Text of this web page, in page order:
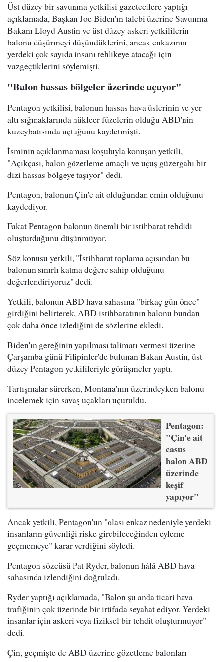
Üst düzey bir savunma yetkilisi gazetecilere yaptığı
açıklamada, Başkan Joe Biden'ın talebi üzerine Savunma
Bakanı Lloyd Austin ve üst düzey askeri yetkililerin
balonu düşürmeyi düşündüklerini, ancak enkazının
yerdeki çok sayıda insanı tehlikeye atacağı için
vazgeçtiklerini söylemişti.
"Balon hassas bölgeler üzerinde uçuyor"
Pentagon yetkilisi, balonun hassas hava üslerinin ve yer
altı sığınaklarında nükleer füzelerin olduğu ABD'nin
kuzeybatısında uçtuğunu kaydetmişti.
İsminin açıklanmaması koşuluyla konuşan yetkili,
"Açıkçası, balon gözetleme amaçlı ve uçuş güzergahı bir
dizi hassas bölgeye taşıyor" dedi.
Pentagon, balonun Çin'e ait olduğundan emin olduğunu
kaydediyor.
Fakat Pentagon balonun önemli bir istihbarat tehdidi
oluşturduğunu düşünmüyor.
Söz konusu yetkili, "İstihbarat toplama açısından bu
balonun sınırlı katma değere sahip olduğunu
değerlendiriyoruz" dedi.
Yetkili, balonun ABD hava sahasına "birkaç gün önce"
girdiğini belirterek, ABD istihbaratının balonu bundan
çok daha önce izlediğini de sözlerine ekledi.
Biden'ın gereğinin yapılması talimatı vermesi üzerine
Çarşamba günü Filipinler'de bulunan Bakan Austin, üst
düzey Pentagon yetkilileriyle görüşmeler yaptı.
Tartışmalar sürerken, Montana'nın üzerindeyken balonu
incelemek için savaş uçakları uçuruldu.
Pentagon:
"Çin'e ait
casus
balon ABD
üzerinde
keşif
yapıyor"
Ancak yetkili, Pentagon'un "olası enkaz nedeniyle yerdeki
insanların güvenliği riske girebileceğinden eyleme
geçmemeye" karar verdiğini söyledi.
Pentagon sözcüsü Pat Ryder, balonun hâlâ ABD hava
sahasında izlendiğini doğruladı.
Ryder yaptığı açıklamada, "Balon şu anda ticari hava
trafiğinin çok üzerinde bir irtifada seyahat ediyor. Yerdeki
insanlar için askeri veya fiziksel bir tehdit oluşturmuyor"
dedi.
Çin, geçmişte de ABD üzerine gözetleme balonları